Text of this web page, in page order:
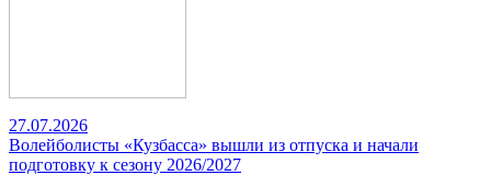
27.07.2026
Волейболисты «Кузбасса» вышли из отпуска и начали
подготовку к сезону 2026/2027